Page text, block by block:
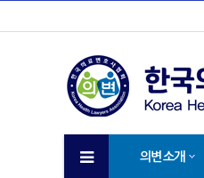
의변 소개